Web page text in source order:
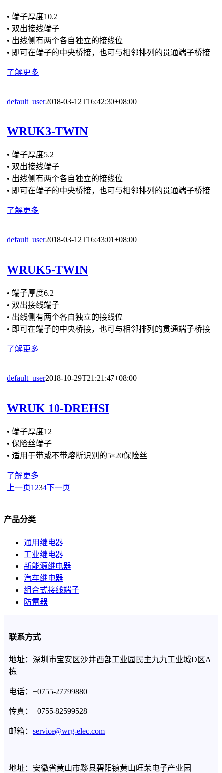
• 端子厚度10.2
• 双出接线端子
• 出线侧有两个各自独立的接线位
• 即可在端子的中央桥接，也可与相邻排列的贯通端子桥接
了解更多
default_user2018-03-12T16:42:30+08:00
WRUK3-TWIN
• 端子厚度5.2
• 双出接线端子
• 出线侧有两个各自独立的接线位
• 即可在端子的中央桥接，也可与相邻排列的贯通端子桥接
了解更多
default_user2018-03-12T16:43:01+08:00
WRUK5-TWIN
• 端子厚度6.2
• 双出接线端子
• 出线侧有两个各自独立的接线位
• 即可在端子的中央桥接，也可与相邻排列的贯通端子桥接
了解更多
default_user2018-10-29T21:21:47+08:00
WRUK 10-DREHSI
• 端子厚度12
• 保险丝端子
• 适用于带或不带熔断识别的5×20保险丝
了解更多
上一页1 234下一页
产品分类
通用继电器
工业继电器
新能源继电器
汽车继电器
组合式接线端子
防雷器
联系方式
地址：深圳市宝安区沙井西部工业园民主九九工业城D区A
栋
电话：+0755-27799880
传真：+0755-82599528
邮箱： service@wrg-elec.com
地址：安徽省黄山市黟县碧阳镇黄山旺荣电子产业园